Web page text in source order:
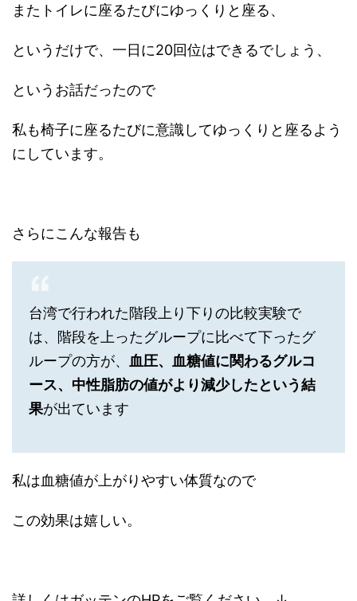
またトイレに座るたびにゆっくりと座る、
というだけで、一日に20回位はできるでしょう、
というお話だったので
私も椅子に座るたびに意識してゆっくりと座るよう
にしています。
さらにこんな報告も
台湾で行われた階段上り下りの比較実験で
は、階段を上ったグループに比べて下ったグ
ループの方が、 血圧、血糖値に関わるグルコ
ース、中性脂肪の値がより減少したという結
果が出ています
私は血糖値が上がりやすい体質なので
この効果は嬉しい。